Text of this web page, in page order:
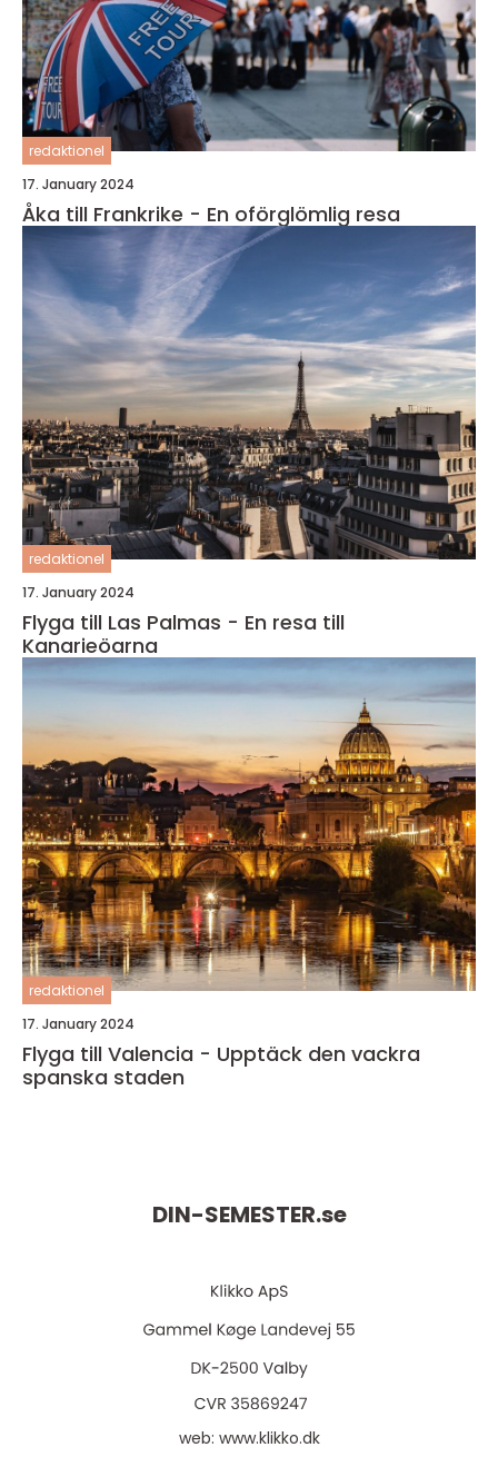
redaktionel
17. January 2024
Åka till Frankrike - En oförglömlig resa
redaktionel
17. January 2024
Flyga till Las Palmas - En resa till
Kanarieöarna
redaktionel
17. January 2024
Flyga till Valencia - Upptäck den vackra
spanska staden
DIN-SEMESTER.se
web: www.klikko.dk